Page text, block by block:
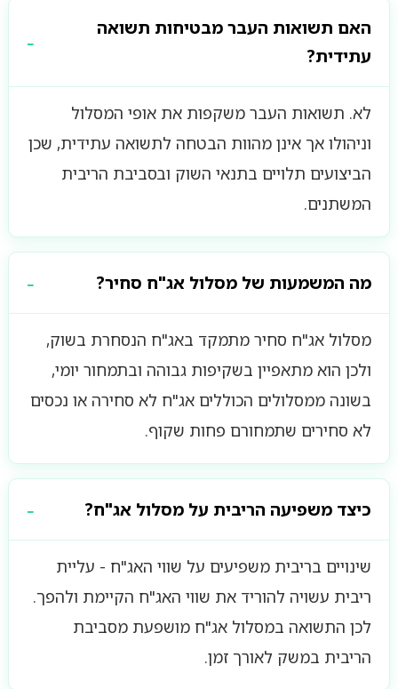
האם תשואות העבר מבטיחות תשואה
עתידית?
לא. תשואות העבר משקפות את אופי המסלול
וניהולו אך אינן מהוות הבטחה לתשואה עתידית, שכן
הביצועים תלויים בתנאי השוק ובסביבת הריבית
המשתנים.
מה המשמעות של מסלול אג"ח סחיר?
מסלול אג"ח סחיר מתמקד באג"ח הנסחרת בשוק,
ולכן הוא מתאפיין בשקיפות גבוהה ובתמחור יומי,
בשונה ממסלולים הכוללים אג"ח לא סחירה או נכסים
לא סחירים שתמחורם פחות שקוף.
כיצד משפיעה הריבית על מסלול אג"ח?
שינויים בריבית משפיעים על שווי האג"ח - עליית
ריבית עשויה להוריד את שווי האג"ח הקיימת ולהפך.
לכן התשואה במסלול אג"ח מושפעת מסביבת
הריבית במשק לאורך זמן.